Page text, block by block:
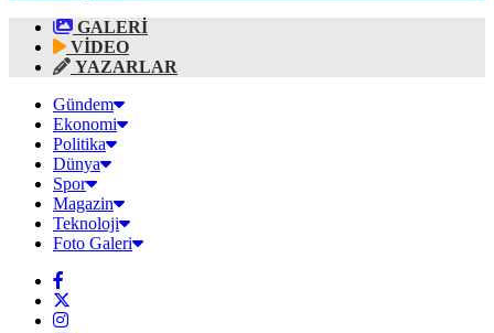
GALERİ
VİDEO
YAZARLAR
Gündem
Ekonomi
Politika
Dünya
Spor
Magazin
Teknoloji
Foto Galeri